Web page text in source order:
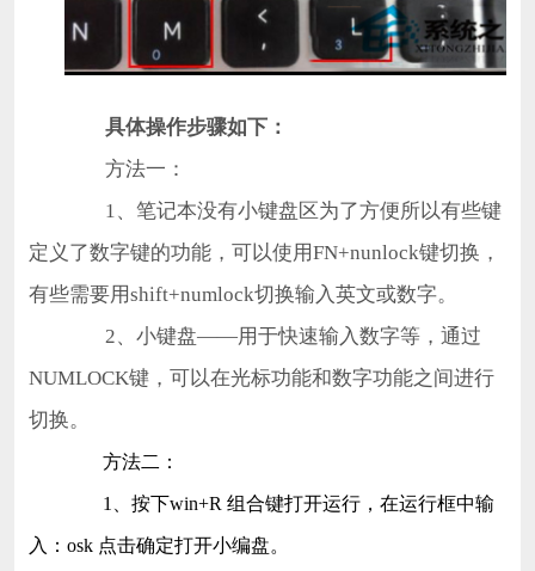
具体操作步骤如下：
方法一：
1、笔记本没有小键盘区为了方便所以有些键
定义了数字键的功能，可以使用FN+nunlock键切换，
有些需要用shift+numlock切换输入英文或数字。
2、小键盘——用于快速输入数字等，通过
NUMLOCK键，可以在光标功能和数字功能之间进行
切换。
方法二：
1、按下win+R 组合键打开运行，在运行框中输
入：osk 点击确定打开小编盘。